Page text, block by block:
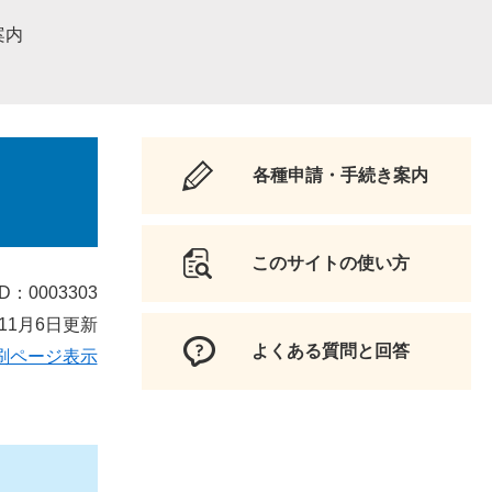
内
：0003303
月6日更新
ページ表示
各種申請・手続き案内
このサイトの使い方
よくある質問と回答